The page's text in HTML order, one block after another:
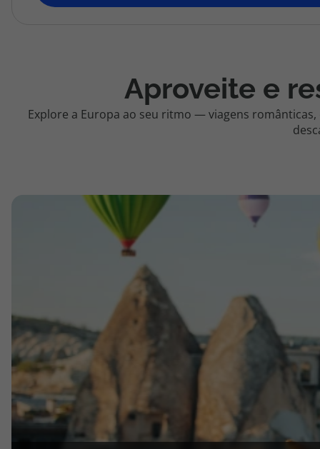
topatlantico@topatlantico.com
Aproveite e
Explore a Europa ao seu ritmo — viagens